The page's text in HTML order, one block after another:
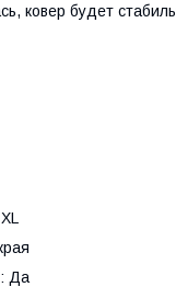
ковер будет
Да